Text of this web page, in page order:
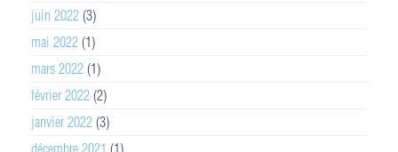
juin 2022 (3)
mai 2022 (1)
mars 2022 (1)
février 2022 (2)
janvier 2022 (3)
décembre 2021 (1)